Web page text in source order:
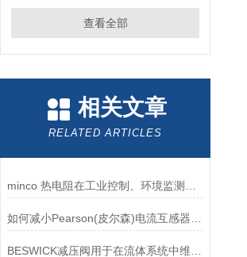
查看全部
相关文章
RELATED ARTICLES